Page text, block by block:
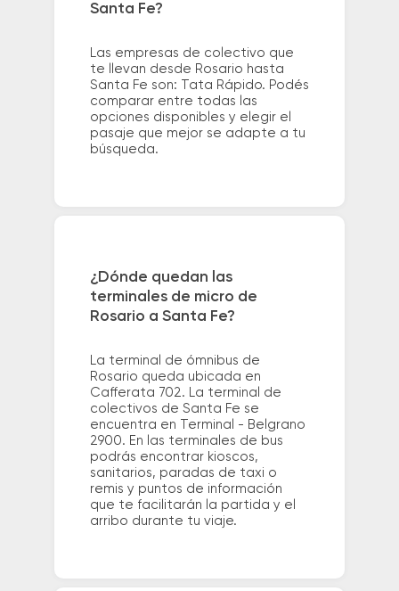
Santa Fe?
Las empresas de colectivo que
te llevan desde Rosario hasta
Santa Fe son: Tata Rápido. Podés
comparar entre todas las
opciones disponibles y elegir el
pasaje que mejor se adapte a tu
búsqueda.
¿Dónde quedan las
terminales de micro de
Rosario a Santa Fe?
La terminal de ómnibus de
Rosario queda ubicada en
Cafferata 702. La terminal de
colectivos de Santa Fe se
encuentra en Terminal - Belgrano
2900. En las terminales de bus
podrás encontrar kioscos,
sanitarios, paradas de taxi o
remis y puntos de información
que te facilitarán la partida y el
arribo durante tu viaje.